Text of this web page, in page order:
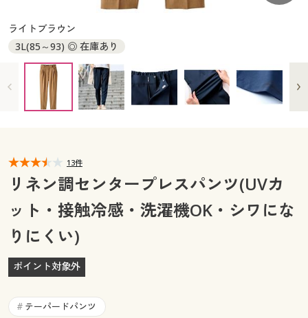
大きいサイズ 事務・制服
カタログ・チラシからのご注文
デジタルカタログ
カタログ無料プレゼント
マイページ
閲覧履歴
お気に入り
サポート
ご利用ガイド
カタログ無料プレゼント
会員メニュー
閲覧履歴
お気に入り
サポート
ご利用ガイド
よくある質問とお問い合わせ
ライトブラウン
3L(85～93) ◎ 在庫あり
13件
リネン調センタープレスパンツ(UVカ
ット・接触冷感・洗濯機OK・シワにな
りにくい)
ポイント対象外
# テーパードパンツ